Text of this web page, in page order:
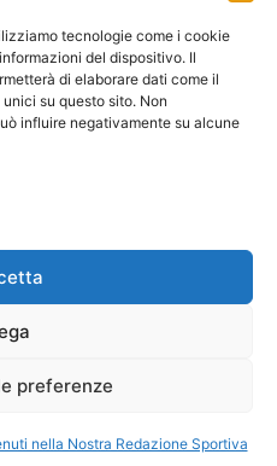
tecnologie come i cookie
del dispositivo. Il
di elaborare dati come il
su questo sito. Non
influire negativamente su alcune
preferenze
nella Nostra Redazione Sportiva
momento
Potrebbe Essere per
alla Quinta